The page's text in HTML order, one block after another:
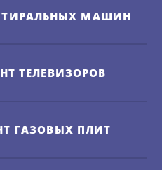
МАШИН
ТЕЛЕВИЗОРОВ
ГАЗОВЫХ ПЛИТ